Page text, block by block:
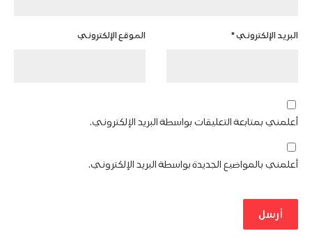
البريد الإلكتروني* الموقع الإلكتروني
أعلمني بمتابعة التعليقات بواسطة البريد الإلكتروني.
أعلمني بالمواضيع الجديدة بواسطة البريد الإلكتروني.